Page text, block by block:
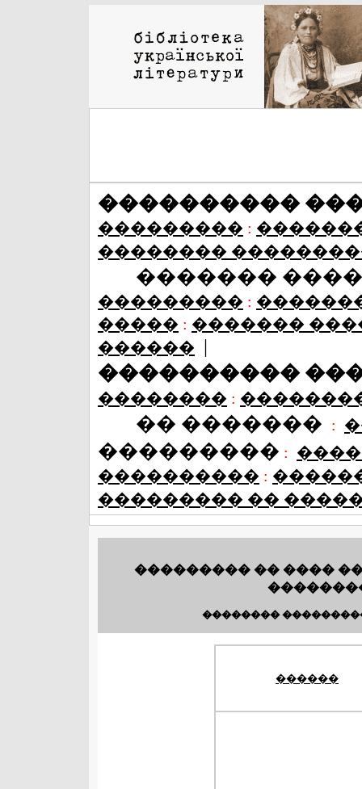
����������
��������� :
��������
�������
��������� :
����� : �������
������ |
����������
�������� :
�� ������� :
��������� :
���������� :
��������� ��
��������� �� ����
��������
������